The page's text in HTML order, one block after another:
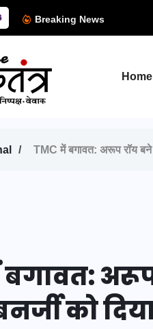
Breaking News
Home
TMC में बगावत: अरूप रॉय बने
को